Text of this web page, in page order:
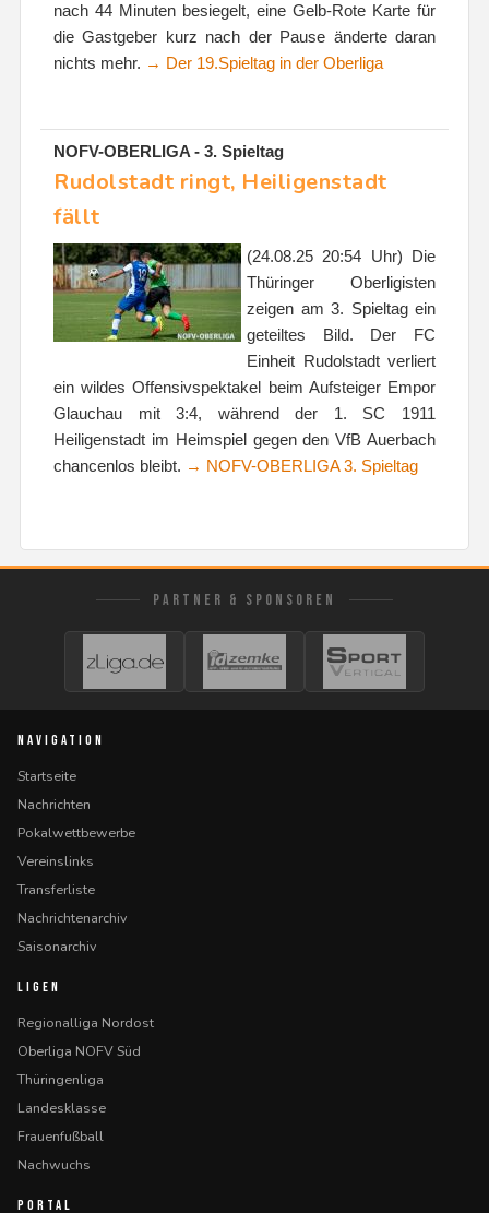
nach 44 Minuten besiegelt, eine Gelb-Rote Karte für
die Gastgeber kurz nach der Pause änderte daran
nichts mehr. → Der 19.Spieltag in der Oberliga
NOFV-OBERLIGA - 3. Spieltag
Rudolstadt ringt, Heiligenstadt
fällt
(24.08.25 20:54 Uhr) Die
Thüringer Oberligisten
zeigen am 3. Spieltag ein
geteiltes Bild. Der FC
Einheit Rudolstadt verliert
ein wildes Offensivspektakel beim Aufsteiger Empor
Glauchau mit 3:4, während der 1. SC 1911
Heiligenstadt im Heimspiel gegen den VfB Auerbach
chancenlos bleibt. → NOFV-OBERLIGA 3. Spieltag
PARTNER & SPONSOREN
NAVIGATION
Startseite
Nachrichten
Pokalwettbewerbe
Vereinslinks
Transferliste
Nachrichtenarchiv
Saisonarchiv
LIGEN
Regionalliga Nordost
Oberliga NOFV Süd
Thüringenliga
Landesklasse
Frauenfußball
Nachwuchs
PORTAL